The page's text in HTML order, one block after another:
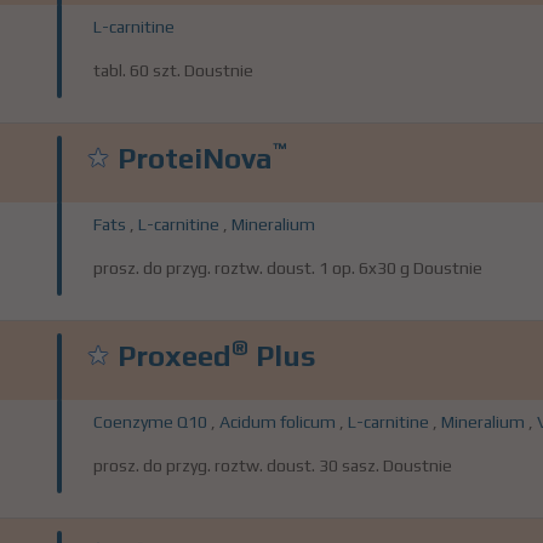
L-carnitine
tabl. 60 szt. Doustnie
ProteiNova™
Fats L-carnitine Mineralium
prosz. do przyg. roztw. doust. 1 op. 6x30 g Doustnie
Proxeed® Plus
Coenzyme Q10 Acidum folicum L-carnitine Mineralium
prosz. do przyg. roztw. doust. 30 sasz. Doustnie